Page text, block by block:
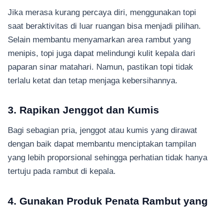
Jika merasa kurang percaya diri, menggunakan topi
saat beraktivitas di luar ruangan bisa menjadi pilihan.
Selain membantu menyamarkan area rambut yang
menipis, topi juga dapat melindungi kulit kepala dari
paparan sinar matahari. Namun, pastikan topi tidak
terlalu ketat dan tetap menjaga kebersihannya.
3. Rapikan Jenggot dan Kumis
Bagi sebagian pria, jenggot atau kumis yang dirawat
dengan baik dapat membantu menciptakan tampilan
yang lebih proporsional sehingga perhatian tidak hanya
tertuju pada rambut di kepala.
4. Gunakan Produk Penata Rambut yang